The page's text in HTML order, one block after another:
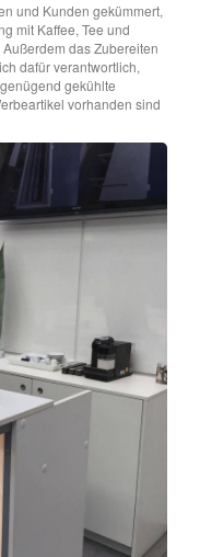
und Kunden gekümmert,
mit Kaffee, Tee und
das Zubereiten
dafür verantwortlich,
gekühlte
vorhanden sind